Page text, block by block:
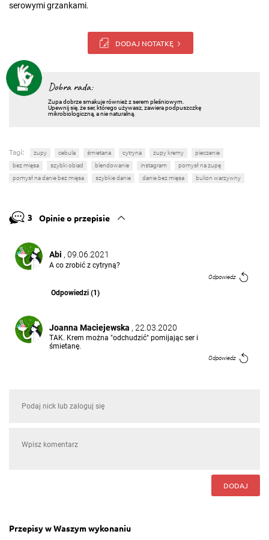
serowymi grzankami.
DODAJ NOTATKĘ
Dobra rada:
Zupa dobrze smakuje również z serem pleśniowym.
Upewnij się, że ser, którego używasz, zawiera podpuszczkę
mikrobiologiczną, a nie naturalną.
Tagi: zupy cebula śmietana cytryna zupy kremy
pieczenie
bez mięsa
szybki obiad blendowanie instagram
pomysł na zupę
pomysł na danie bez mięsa
szybkie danie danie bez mięsa bulion warzywny
3 Opinie o przepisie
Abi , 09.06.2021
A co zrobić z cytryną?
Odpowiedz
Odpowiedzi (1)
Joanna Maciejewska , 22.03.2020
TAK. Krem można "odchudzić" pomijając ser i
śmietanę.
Odpowiedz
DODAJ
Przepisy w Waszym wykonaniu